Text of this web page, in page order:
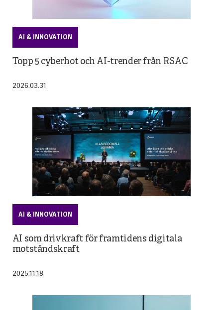
AI & INNOVATION
Topp 5 cyberhot och AI-trender från RSAC
2026.03.31
AI & INNOVATION
AI som drivkraft för framtidens digitala
motståndskraft
2025.11.18